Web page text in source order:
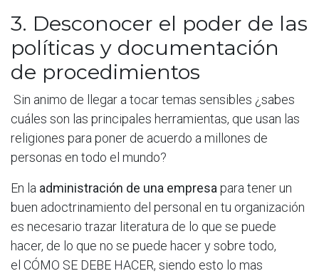
3. Desconocer el poder de las
políticas y documentación
de procedimientos
Sin animo de llegar a tocar temas sensibles ¿sabes
cuáles son las principales herramientas, que usan las
religiones para poner de acuerdo a millones de
personas en todo el mundo?
En la administración de una empresa para tener un
buen adoctrinamiento del personal en tu organización
es necesario trazar literatura de lo que se puede
hacer, de lo que no se puede hacer y sobre todo,
el CÓMO SE DEBE HACER, siendo esto lo mas